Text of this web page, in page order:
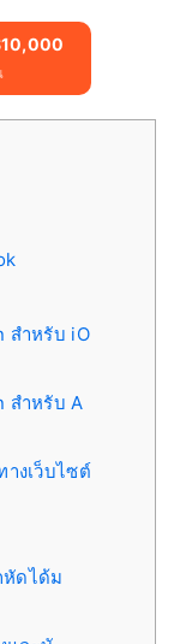
สำหรับ iO
สำหรับ A
งเว็บไซต์
หัดได้ม